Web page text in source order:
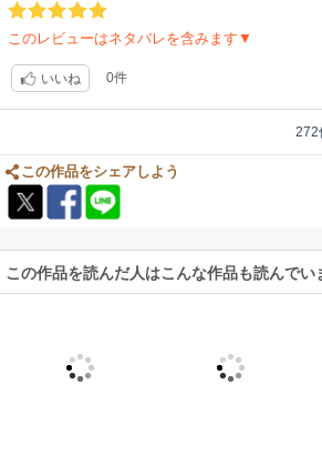
このレビューはネタバレを含みます▼
いいね 0件
272
この作品をシェアしよう
この作品を読んだ人はこんな作品も読んでい